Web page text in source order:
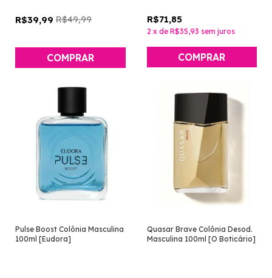
R$39,99 R$49,99 R$71,85
2 x de R$35,93 sem juros
Pulse Boost Colônia Masculina
100ml [Eudora]
Quasar Brave Colônia Desod.
Masculina 100ml [O Boticário]